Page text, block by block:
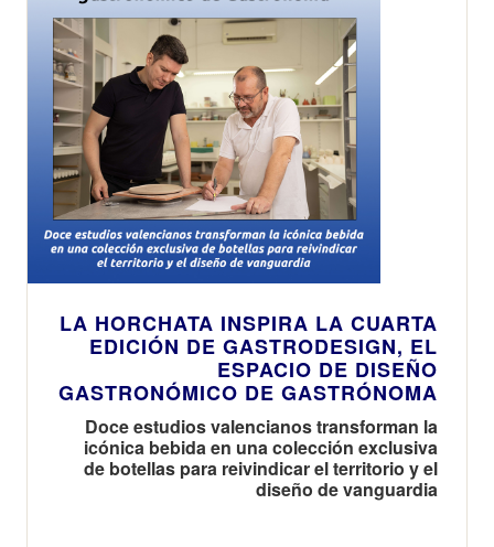
LA HORCHATA INSPIRA LA CUARTA
EDICIÓN DE GASTRODESIGN, EL
ESPACIO DE DISEÑO
GASTRONÓMICO DE GASTRÓNOMA
Doce estudios valencianos transforman la
icónica bebida en una colección exclusiva
de botellas para reivindicar el territorio y el
diseño de vanguardia